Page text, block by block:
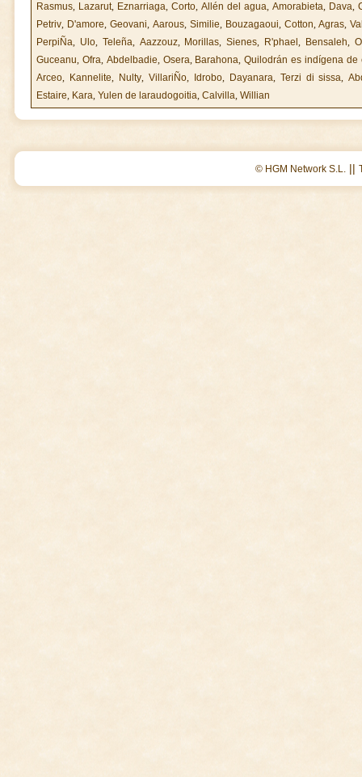
Rasmus, Lazarut, Eznarriaga, Corto, Allén del agua, Amorabieta, Dava,
Petriv, D'amore, Geovani, Aarous, Similie, Bouzagaoui, Cotton,Agras,
PerpiÑa, Ulo, Teleña, Aazzouz, Morillas,Sienes, R'phael, Bensaleh,
Guceanu, Ofra, Abdelbadie, Osera, Barahona,Quilodrán es indígena de
Arceo, Kannelite, Nulty, VillariÑo, Idrobo, Dayanara, Terzi di sissa,
Estaire, Kara, Yulen de laraudogoitia, Calvilla, Willian
© HGM Network S.L. ||